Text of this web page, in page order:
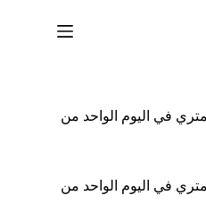
لإنتاج 200,000 طن متري في اليوم الواحد من
لإنتاج 200,000 طن متري في اليوم الواحد من